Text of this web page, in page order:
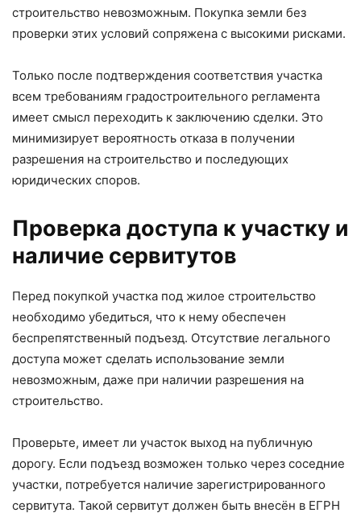
строительство невозможным. Покупка земли без
проверки этих условий сопряжена с высокими рисками.
Только после подтверждения соответствия участка
всем требованиям градостроительного регламента
имеет смысл переходить к заключению сделки. Это
минимизирует вероятность отказа в получении
разрешения на строительство и последующих
юридических споров.
Проверка доступа к участку и
наличие сервитутов
Перед покупкой участка под жилое строительство
необходимо убедиться, что к нему обеспечен
беспрепятственный подъезд. Отсутствие легального
доступа может сделать использование земли
невозможным, даже при наличии разрешения на
строительство.
Проверьте, имеет ли участок выход на публичную
дорогу. Если подъезд возможен только через соседние
участки, потребуется наличие зарегистрированного
сервитута. Такой сервитут должен быть внесён в ЕГРН